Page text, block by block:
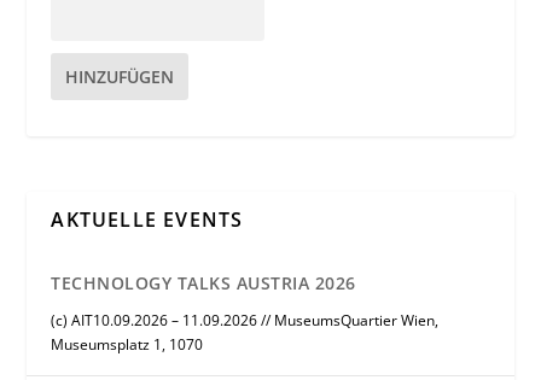
HINZUFÜGEN
AKTUELLE EVENTS
TECHNOLOGY TALKS AUSTRIA 2026
(c) AIT10.09.2026 – 11.09.2026 // MuseumsQuartier Wien,
Museumsplatz 1, 1070